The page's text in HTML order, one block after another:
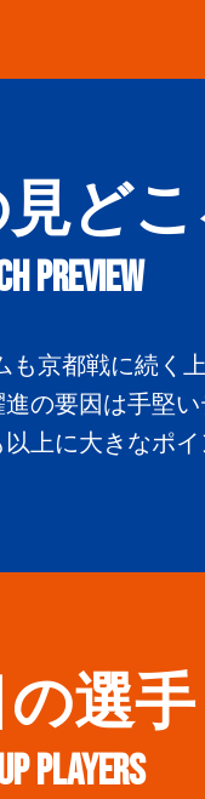
ど
PREVIEW
京都戦に続く
の要因は手堅
上に大きなポ
選手
PLAYERS